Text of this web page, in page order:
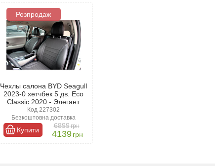
Розпродаж
Чехлы салона BYD Seagull
2023-0 хетчбек 5 дв. Eco
Classic 2020 - Элегант
Код 227302
Безкоштовна доставка
Купити
6899грн
4139грн